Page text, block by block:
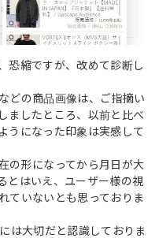
恐縮ですが、改めて診断し
どの商品画像は、ご指摘い
ましたところ、以前と比べ
うになった印象は実感して
の形になってから月日が大
とはいえ、ユーザー様の視
ていないとも思っておりま
は大切だと認識しておりま